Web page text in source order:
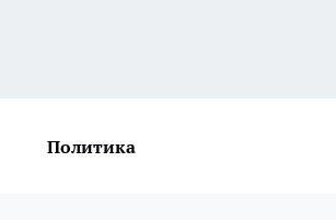
Политика